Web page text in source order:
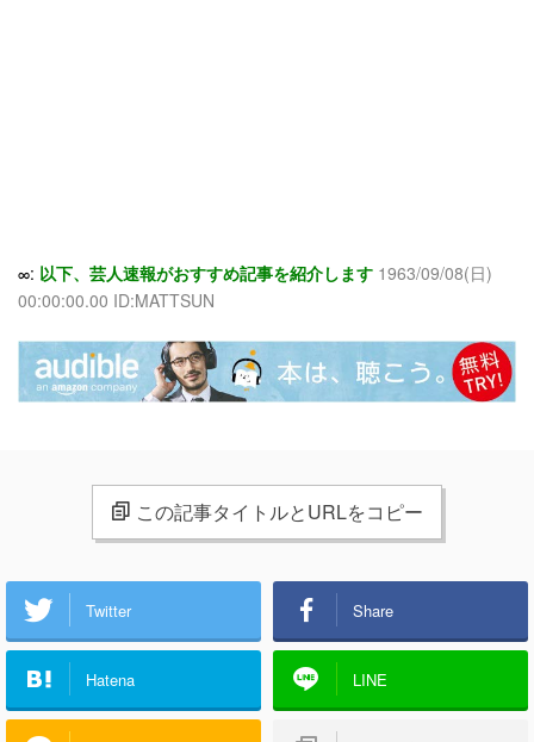
∞: 以下、芸人速報がおすすめ記事を紹介します 1963/09/08(日)
00:00:00.00 ID:MATTSUN
この記事タイトルとURLをコピー
Twitter Share
Hatena LINE